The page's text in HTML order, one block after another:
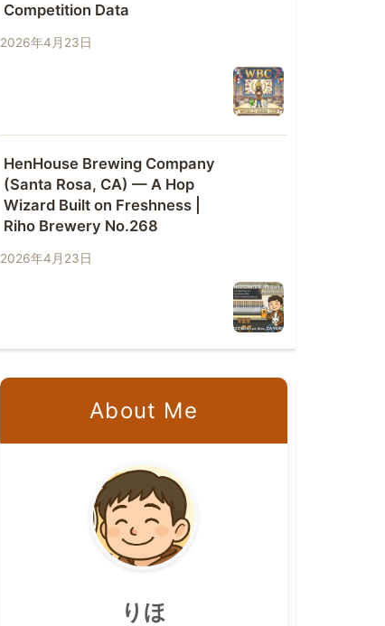
Competition Data
2026年4月23日
HenHouse Brewing Company
(Santa Rosa, CA) — A Hop
Wizard Built on Freshness |
Riho Brewery No.268
2026年4月23日
About Me
りほ